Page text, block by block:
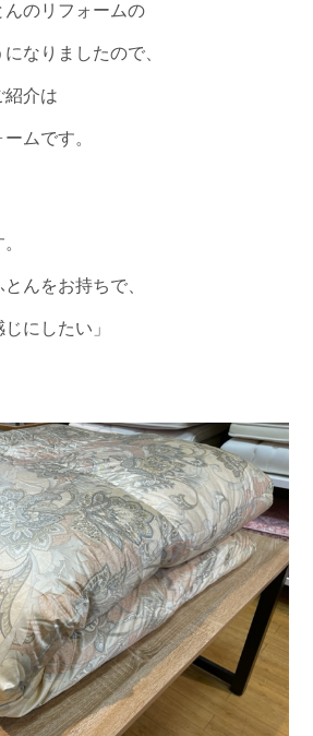
んのリフォームの
なりましたので、
紹介は
ムです。
んをお持ちで、
にしたい」